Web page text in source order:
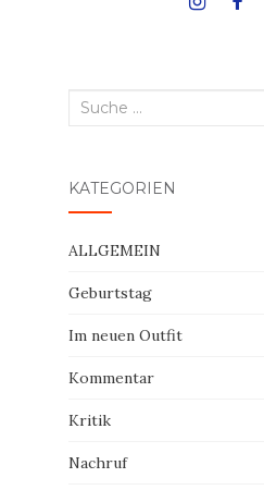
Suche
KATEGORIEN
ALLGEMEIN
Geburtstag
Im neuen Outfit
Kommentar
Kritik
Nachruf